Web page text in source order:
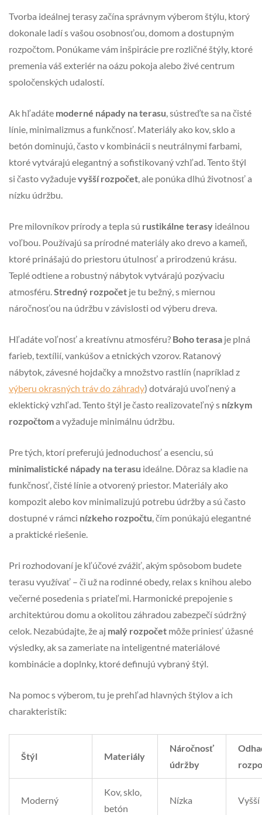
Tvorba ideálnej terasy začína správnym výberom štýlu, ktorý
dokonale ladí s vašou osobnosťou, domom a dostupným
rozpočtom. Ponúkame vám inšpirácie pre rozličné štýly, ktoré
premenia váš exteriér na oázu pokoja alebo živé centrum
spoločenských udalostí.
Ak hľadáte moderné nápady na terasu, sústreďte sa na čisté
línie, minimalizmus a funkčnosť. Materiály ako kov, sklo a
betón dominujú, často v kombinácii s neutrálnymi farbami,
ktoré vytvárajú elegantný a sofistikovaný vzhľad. Tento štýl
si často vyžadujevyšší rozpočet, ale ponúka dlhú životnosť a
nízku údržbu.
Pre milovníkov prírody a tepla sú rustikálne terasy ideálnou
voľbou. Používajú sa prírodné materiály ako drevo a kameň,
ktoré prinášajú do priestoru útulnosť a prirodzenú krásu.
Teplé odtiene a robustný nábytok vytvárajú pozývaciu
atmosféru.Stredný rozpočet je tu bežný, s miernou
náročnosťou na údržbu v závislosti od výberu dreva.
Hľadáte voľnosť a kreatívnu atmosféru? Boho terasa je plná
farieb, textílií, vankúšov a etnických vzorov. Ratanový
nábytok, závesné hojdačky a množstvo rastlín (napríklad z
výberu okrasných tráv do záhrady) dotvárajú uvoľnený a
eklektický vzhľad. Tento štýl je často realizovateľný s nízkym
rozpočtoma vyžaduje minimálnu údržbu.
Pre tých, ktorí preferujú jednoduchosť a esenciu, sú
minimalistické nápady na terasu ideálne. Dôraz sa kladie na
funkčnosť, čisté línie a otvorený priestor. Materiály ako
kompozit alebo kov minimalizujú potrebu údržby a sú často
dostupné v rámci nízkeho rozpočtu, čím ponúkajú elegantné
a praktické riešenie.
Pri rozhodovaní je kľúčové zvážiť, akým spôsobom budete
terasu využívať – či už na rodinné obedy, relax s knihou alebo
večerné posedenia s priateľmi. Harmonické prepojenie s
architektúrou domu a okolitou záhradou zabezpečí súdržný
celok. Nezabúdajte, že aj malý rozpočet môže priniesť úžasné
výsledky, ak sa zameriate na inteligentné materiálové
kombinácie a doplnky, ktoré definujú vybraný štýl.
Na pomoc s výberom, tu je prehľad hlavných štýlov a ich
charakteristík:
Štýl Materiály
Náročnosť
údržby
Moderný
Kov, sklo,
betón
Nízka Vyšší